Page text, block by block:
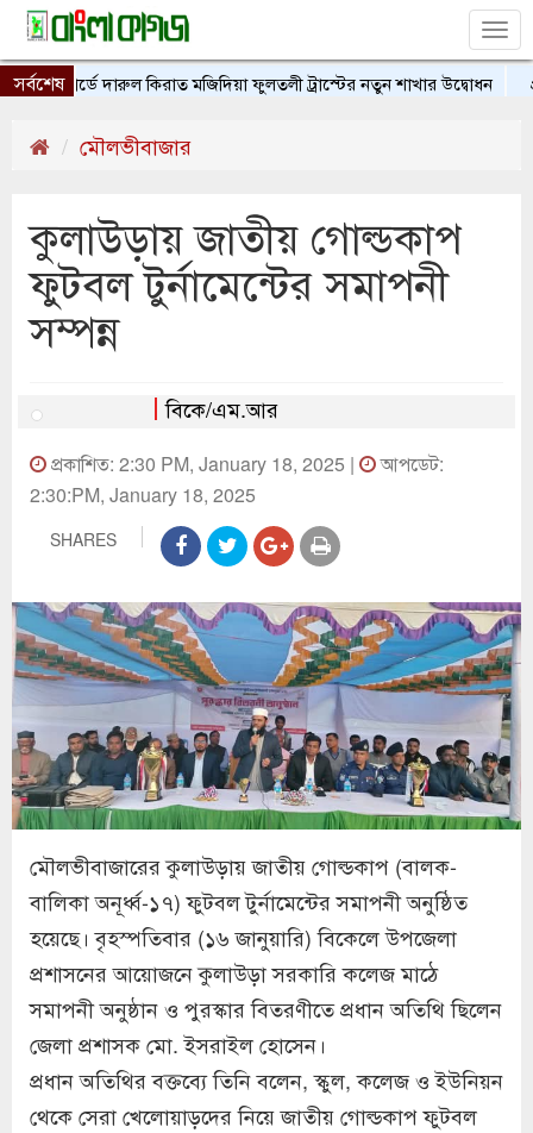
সর্বশেষদারুল কিরাত মজিদিয়া ফুলতলী ট্রাস্টের নতুন শাখার উদ্বোধন
মৌলভীবাজার
কুলাউড়ায় জাতীয় গোল্ডকাপ
ফুটবল টুর্নামেন্টের সমাপনী
সম্পন্ন
বিকে/এম.আর
প্রকাশিত: 2:30 PM, January 18, 2025 |
আপডেট:
2:30:PM, January 18, 2025
SHARES
মৌলভীবাজারের কুলাউড়ায় জাতীয় গোল্ডকাপ (বালক-
বালিকা অনূর্ধ্ব-১৭) ফুটবল টুর্নামেন্টের সমাপনী অনুষ্ঠিত
হয়েছে। বৃহস্পতিবার (১৬ জানুয়ারি) বিকেলে উপজেলা
প্রশাসনের আয়োজনে কুলাউড়া সরকারি কলেজ মাঠে
সমাপনী অনুষ্ঠান ও পুরস্কার বিতরণীতে প্রধান অতিথি ছিলেন
জেলা প্রশাসক মো. ইসরাইল হোসেন।
প্রধান অতিথির বক্তব্যে তিনি বলেন, স্কুল, কলেজ ও ইউনিয়ন
থেকে সেরা খেলোয়াড়দের নিয়ে জাতীয় গোল্ডকাপ ফুটবল